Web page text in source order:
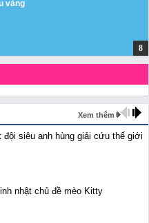
vàng
Xem thêm
đội siêu anh hùng giải cứu thế giới
nhật chủ đề mèo Kitty